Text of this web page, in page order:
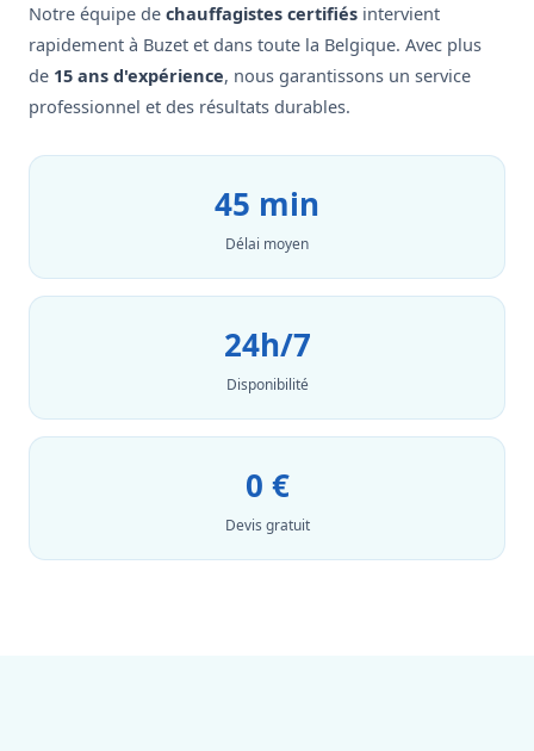
Notre équipe de chauffagistes certifiés intervient
rapidement à Buzet et dans toute la Belgique. Avec plus
de 15 ans d'expérience, nous garantissons un service
professionnel et des résultats durables.
45 min
Délai moyen
24h/7
Disponibilité
0 €
Devis gratuit